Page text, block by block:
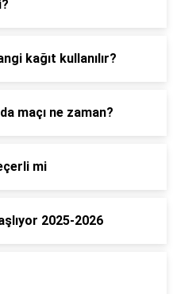
kağıt kullanılır?
maçı ne zaman?
mi
2025-2026